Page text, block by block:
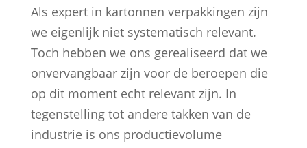
Als expert in kartonnen verpakkingen zijn
we eigenlijk niet systematisch relevant.
Toch hebben we ons gerealiseerd dat we
onvervangbaar zijn voor de beroepen die
op dit moment echt relevant zijn. In
tegenstelling tot andere takken van de
industrie is ons productievolume